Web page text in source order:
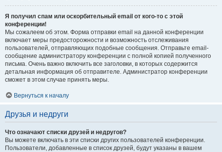
Я получил спам или оскорбительный email от кого-то с этой
конференции!
Мы сожалеем об этом. Форма отправки email на данной конференции
включает меры предосторожности и возможность отслеживания
пользователей, отправляющих подобные сообщения. Отправьте email-
сообщение администратору конференции с полной копией полученного
письма. Очень важно включить все заголовки, в которых содержится
детальная информация об отправителе. Администратор конференции
сможет в этом случае принять меры.
Вернуться к началу
Друзья и недруги
Что означают списки друзей и недругов?
Вы можете включать в эти списки других пользователей конференции.
Пользователи, добавленные в список друзей, будут указаны в вашем